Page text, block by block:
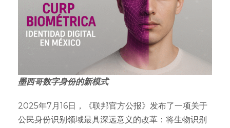
墨西哥数字身份的新模式
2025年7月16日，《联邦官方公报》发布了一项关于
公民身份识别领域最具深远意义的改革：将生物识别